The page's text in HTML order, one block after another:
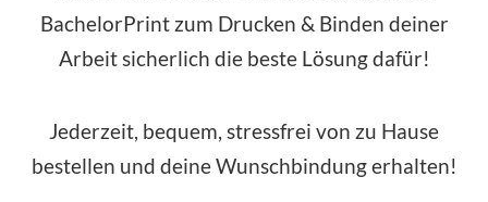
BachelorPrint zum Drucken & Binden deiner
Arbeit sicherlich die beste Lösung dafür!
Jederzeit, bequem, stressfrei von zu Hause
bestellen und deine Wunschbindung erhalten!